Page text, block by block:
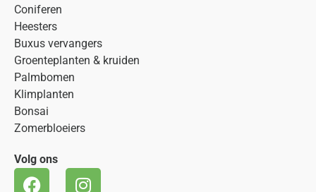
Coniferen
Heesters
Buxus vervangers
Groenteplanten & kruiden
Palmbomen
Klimplanten
Bonsai
Zomerbloeiers
Volg ons